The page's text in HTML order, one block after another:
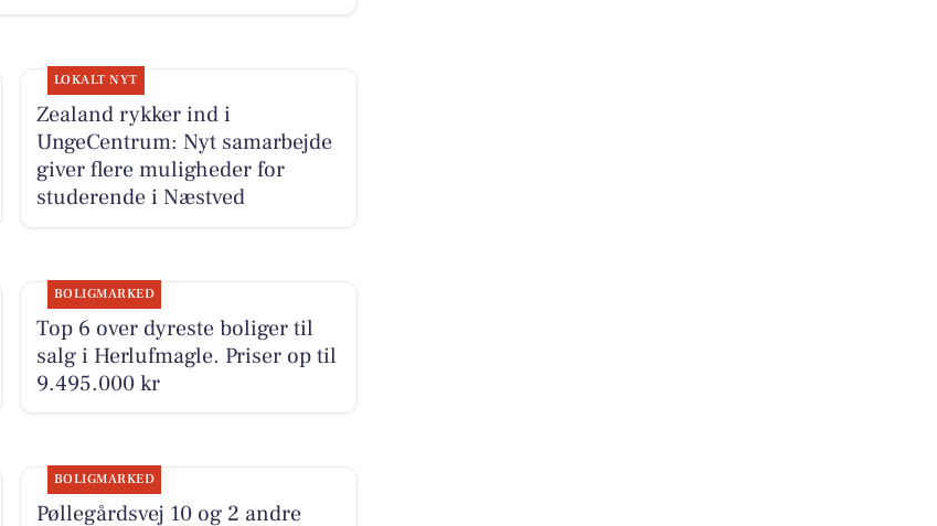
LOKALT NYT
Zealand rykker ind i
UngeCentrum: Nyt samarbejde
giver flere muligheder for
studerende i Næstved
BOLIGMARKED
Top 6 over dyreste boliger til
salg i Herlufmagle. Priser op til
9.495.000 kr
BOLIGMARKED
Pøllegårdsvej 10 og 2 andre